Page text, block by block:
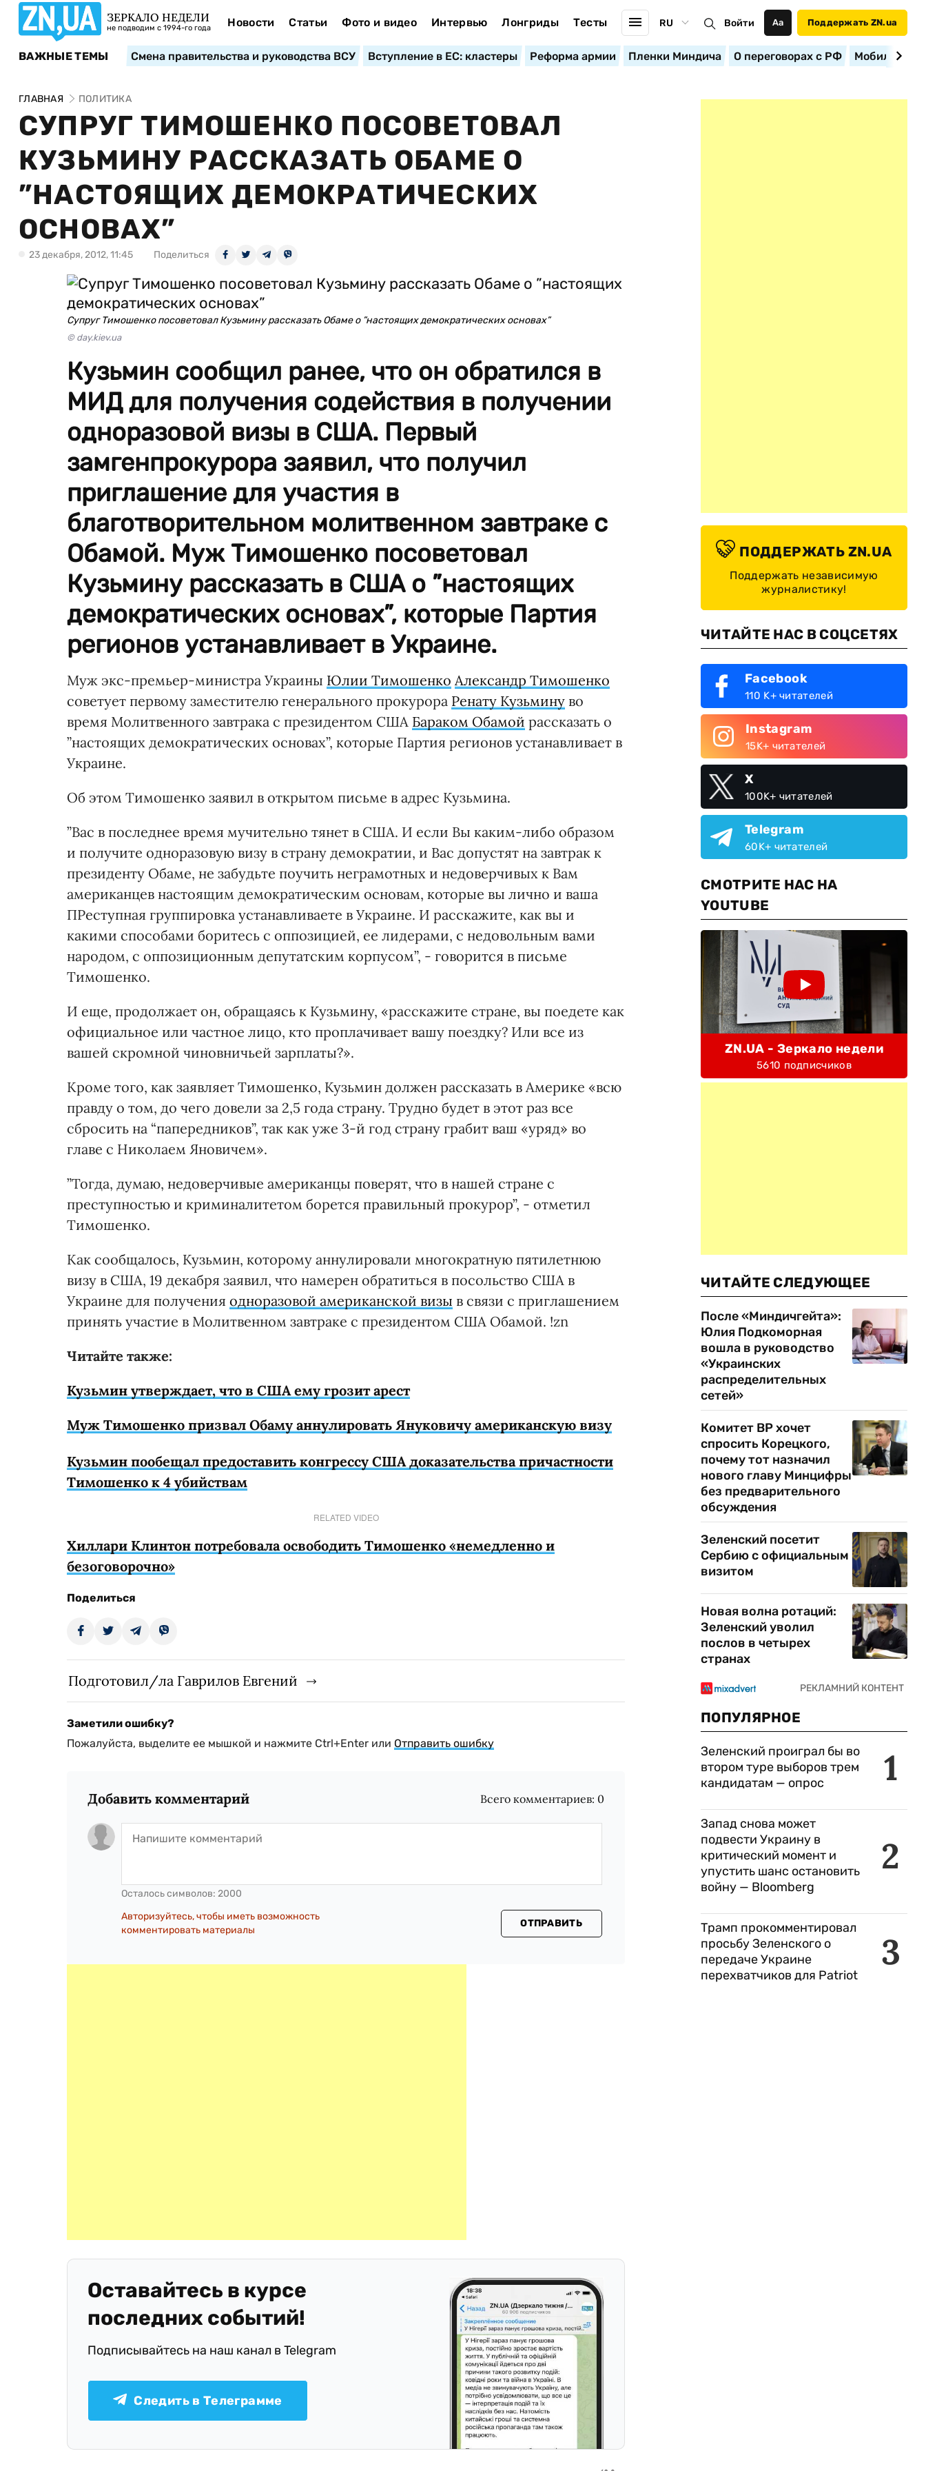
ЗЕРКАЛО НЕДЕЛИ
не подводим с 1994-го года Новости Статьи Фото и видео Интервью Лонгриды Тесты RU Войти Аа Поддержать ZN.ua
ВАЖНЫЕ ТЕМЫ Смена правительства и руководства ВСУ Вступление в ЕС: кластеры Реформа армии Пленки Миндича О переговорах с РФ
ГЛАВНАЯ ПОЛИТИКА
СУПРУГ ТИМОШЕНКО ПОСОВЕТОВАЛ
КУЗЬМИНУ РАССКАЗАТЬ ОБАМЕ О
”НАСТОЯЩИХ ДЕМОКРАТИЧЕСКИХ
ОСНОВАХ”
23 декабря, 2012, 11:45 Поделиться
Супруг Тимошенко посоветовал Кузьмину рассказать Обаме о ”настоящих демократических основах”
© day.kiev.ua
Кузьмин сообщил ранее, что он обратился в
МИД для получения содействия в получении
одноразовой визы в США. Первый
замгенпрокурора заявил, что получил
приглашение для участия в
благотворительном молитвенном завтраке с
Обамой. Муж Тимошенко посоветовал
Кузьмину рассказать в США о ”настоящих
демократических основах”, которые Партия
регионов устанавливает в Украине.
Муж экс-премьер-министра Украины Юлии Тимошенко Александр Тимошенко
советует первому заместителю генерального прокурора Ренату Кузьмину во
время Молитвенного завтрака с президентом США Бараком Обамой рассказать о
”настоящих демократических основах”, которые Партия регионов устанавливает в
Украине.
Об этом Тимошенко заявил в открытом письме в адрес Кузьмина.
”Вас в последнее время мучительно тянет в США. И если Вы каким-либо образом
и получите одноразовую визу в страну демократии, и Вас допустят на завтрак к
президенту Обаме, не забудьте поучить неграмотных и недоверчивых к Вам
американцев настоящим демократическим основам, которые вы лично и ваша
ПРеступная группировка устанавливаете в Украине. И расскажите, как вы и
какими способами боритесь с оппозицией, ее лидерами, с недовольным вами
народом, с оппозиционным депутатским корпусом”, - говорится в письме
Тимошенко.
И еще, продолжает он, обращаясь к Кузьмину, «расскажите стране, вы поедете как
официальное или частное лицо, кто проплачивает вашу поездку? Или все из
вашей скромной чиновничьей зарплаты?».
Кроме того, как заявляет Тимошенко, Кузьмин должен рассказать в Америке «всю
правду о том, до чего довели за 2,5 года страну. Трудно будет в этот раз все
сбросить на “папередников”, так как уже 3-й год страну грабит ваш «уряд» во
главе с Николаем Яновичем».
”Тогда, думаю, недоверчивые американцы поверят, что в нашей стране с
преступностью и криминалитетом борется правильный прокурор”, - отметил
Тимошенко.
Как сообщалось, Кузьмин, которому аннулировали многократную пятилетнюю
визу в США, 19 декабря заявил, что намерен обратиться в посольство США в
Украине для получения одноразовой американской визы в связи с приглашением
принять участие в Молитвенном завтраке с президентом США Обамой. !zn
Читайте также:
Кузьмин утверждает, что в США ему грозит арест
Муж Тимошенко призвал Обаму аннулировать Януковичу американскую визу
Кузьмин пообещал предоставить конгрессу США доказательства причастности
Тимошенко к 4 убийствам
RELATED VIDEO
Хиллари Клинтон потребовала освободить Тимошенко «немедленно и
безоговорочно»
Поделиться
Подготовил/ла Гаврилов Евгений
Заметили ошибку?
Пожалуйста, выделите ее мышкой и нажмите Ctrl+Enter или Отправить ошибку
Добавить комментарий Всего комментариев: 0
Осталось символов: 2000
Авторизуйтесь, чтобы иметь возможность
комментировать материалы
ОТПРАВИТЬ
Оставайтесь в курсе
последних событий!
Подписывайтесь на наш канал в Telegram
Следить в Телеграмме
ПОДДЕРЖАТЬ ZN.UA
Поддержать независимую
журналистику!
ЧИТАЙТЕ НАС В СОЦСЕТЯХ
Facebook
110 K+ читателей
Instagram
15K+ читателей
X
100K+ читателей
Telegram
60K+ читателей
СМОТРИТЕ НАС НА
YOUTUBE
ZN.UA - Зеркало недели
5610 подписчиков
ЧИТАЙТЕ СЛЕДУЮЩЕЕ
После «Миндичгейта»:
Юлия Подкоморная
вошла в руководство
«Украинских
распределительных
сетей»
Комитет ВР хочет
спросить Корецкого,
почему тот назначил
нового главу Минцифры
без предварительного
обсуждения
Зеленский посетит
Сербию с официальным
визитом
Новая волна ротаций:
Зеленский уволил
послов в четырех
странах
ПОПУЛЯРНОЕ
1
Зеленский проиграл бы во
втором туре выборов трем
кандидатам — опрос
2
Запад снова может
подвести Украину в
критический момент и
упустить шанс остановить
войну — Bloomberg
3
Трамп прокомментировал
просьбу Зеленского о
передаче Украине
перехватчиков для Patriot